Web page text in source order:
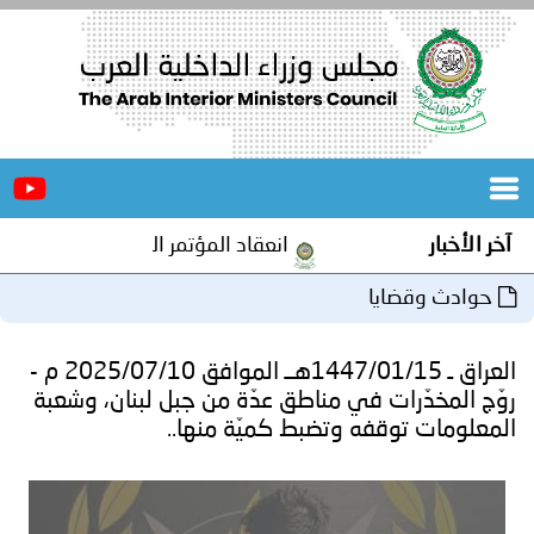
الرئيسية
المجلس
مؤتمرات
و
اجتماعات
جهود
وبرامج
آخر الأخبار انعقاد المؤتمر العربي الثاني عشر
حوادث وقضايا
العراق ـ 1447/01/15هــ الموافق 2025/07/10 م -
روّج المخدّرات في مناطق عدّة من جبل لبنان، وشعبة
المعلومات توقفه وتضبط كميّة منها..